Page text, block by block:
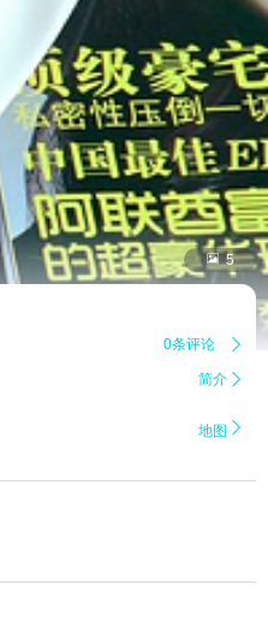
 5
0条评论 
简介 
地图 